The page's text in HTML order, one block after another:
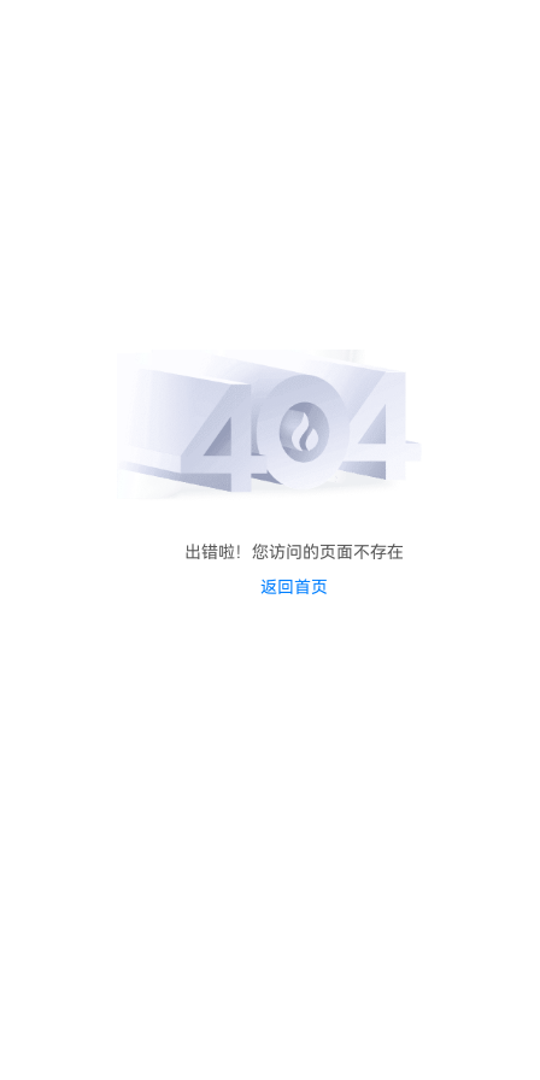
出错啦！您访问的页面不存在
返回首页